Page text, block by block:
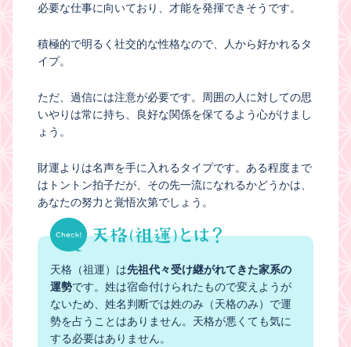
必要な仕事に向いており、才能を発揮できそうです。
積極的で明るく社交的な性格なので、人から好かれるタ
イプ。
ただ、過信には注意が必要です。周囲の人に対しての思
いやりは常に持ち、良好な関係を保てるよう心がけまし
ょう。
財運よりは名声を手に入れるタイプです。ある程度まで
はトントン拍子だが、その先一流になれるかどうかは、
あなたの努力と覚悟次第でしょう。
天格（祖運）は先祖代々受け継がれてきた家系の
運勢です。姓は宿命付けられたもので変えようが
ないため、姓名判断では姓のみ（天格のみ）で運
勢を占うことはありません。天格が悪くても気に
する必要はありません。